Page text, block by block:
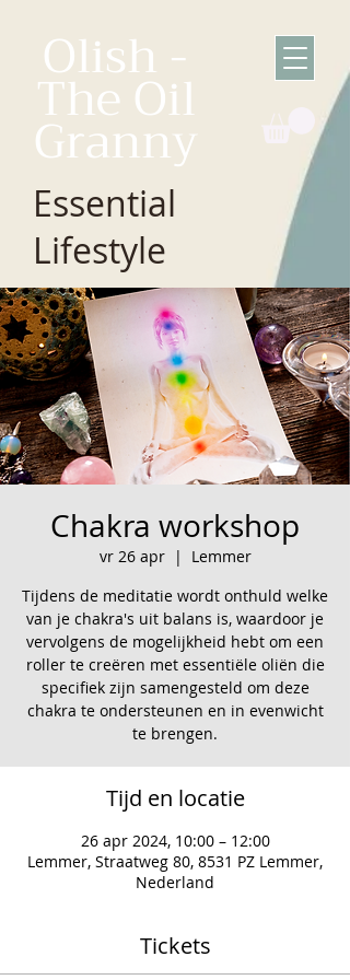
Olish -
The Oil
Granny
Essential
Lifestyle
Chakra workshop
vr 26 apr
  |
Lemmer
Tijdens de meditatie wordt onthuld welke
van je chakra's uit balans is, waardoor je
vervolgens de mogelijkheid hebt om een
roller te creëren met essentiële oliën die
specifiek zijn samengesteld om deze
chakra te ondersteunen en in evenwicht
te brengen.
Tijd en locatie
26 apr 2024, 10:00 – 12:00
Lemmer, Straatweg 80, 8531 PZ Lemmer,
Nederland
Tickets